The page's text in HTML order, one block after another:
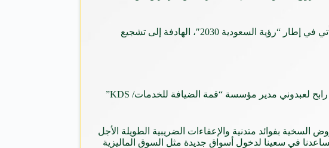
ويشمل البرنامج الحالي أربع مسارات للجولات السياحية وهي، مكة- جدة، ومكة- الطائف، والمدينة- ينبع والمدينة- العلا. ويأتي في إطار “رؤية السعودية 2030″، الهادفة إلى تشجيع
وعلى غرار السعودية تحاول الجزائر بدورها تنويع مصادر دخلها بعيدا على النفط بالاعتماد على السياحة والفلاحة، كما يقول رابح لعبدوني مدير مؤسسة “قمة الضيافة للخدمات/ KDS”
السخية بفوائد متدنية والإعفاءات الضريبية الطويلة الأجل
في سعينا لدخول أسواق جديدة مثل السوق الماليزية